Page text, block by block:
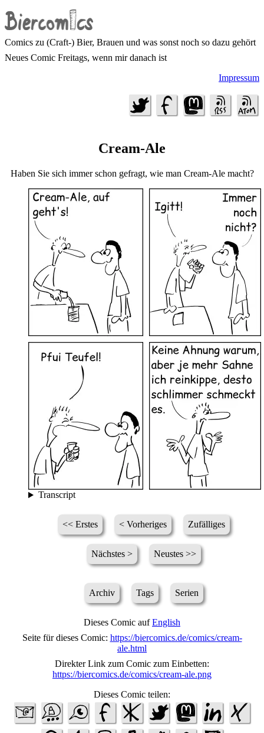
Comics zu (Craft-) Bier, Brauen und was sonst noch so dazu gehört
Neues Comic Freitags, wenn mir danach ist
Impressum
Cream-Ale
Haben Sie sich immer schon gefragt, wie man Cream-Ale macht?
Transcript
<< Erstes < Vorheriges Zufälliges
Nächstes > Neustes >>
Archiv Tags Serien
Dieses Comic aufEnglish
Seite für dieses Comic: https://biercomics.de/comics/cream-
ale.html
Direkter Link zum Comic zum Einbetten:
https://biercomics.de/comics/cream-ale.png
Dieses Comic teilen: